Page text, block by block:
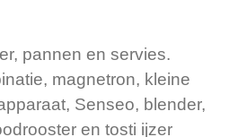
pannen en servies.
magnetron, kleine
Senseo, blender,
en tosti ijzer